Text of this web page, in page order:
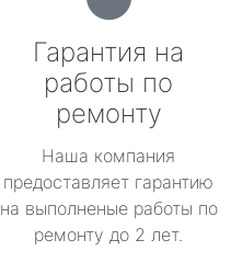
Гарантия на
работы по
ремонту
Наша компания
предоставляет гарантию
на выполненые работы по
ремонту до 2 лет.